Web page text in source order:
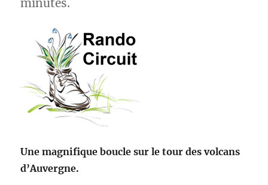
Une magnifique boucle sur le tour des volcans
d’Auvergne.